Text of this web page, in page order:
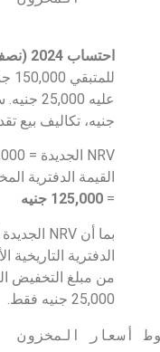
احتساب 2024 (نصف الكمية متبقٍّ):
جنيه، تكاليف بيع تقديرية
NRV الجديدة = 190,000 − 5,000 =
= 125,000 جنيه
الدفترية التاريخية
من مبلغ التخفيض
25,000 جنيه فقط.